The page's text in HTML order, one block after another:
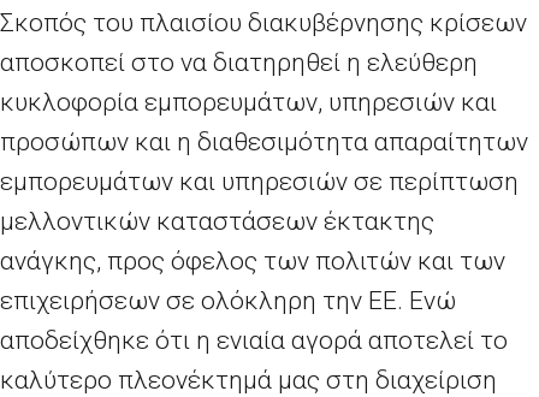
Σκοπός του πλαισίου διακυβέρνησης κρίσεων
αποσκοπεί στο να διατηρηθεί η ελεύθερη
κυκλοφορία εμπορευμάτων, υπηρεσιών και
προσώπων και η διαθεσιμότητα απαραίτητων
εμπορευμάτων και υπηρεσιών σε περίπτωση
μελλοντικών καταστάσεων έκτακτης
ανάγκης, προς όφελος των πολιτών και των
επιχειρήσεων σε ολόκληρη την ΕΕ. Ενώ
αποδείχθηκε ότι η ενιαία αγορά αποτελεί το
καλύτερο πλεονέκτημά μας στη διαχείριση